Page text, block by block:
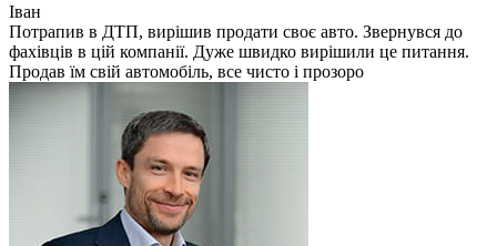
Іван
Потрапив в ДТП, вирішив продати своє авто. Звернувся до
фахівців в цій компанії. Дуже швидко вирішили це питання.
Продав їм свій автомобіль, все чисто і прозоро